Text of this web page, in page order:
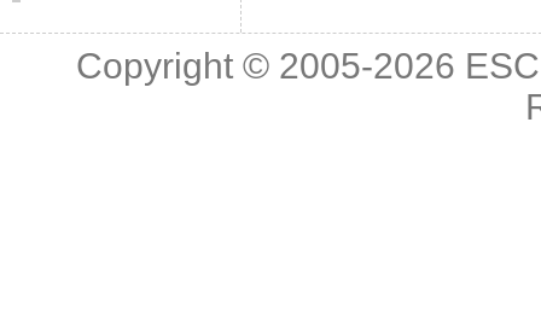
Copyright © 2005-2026